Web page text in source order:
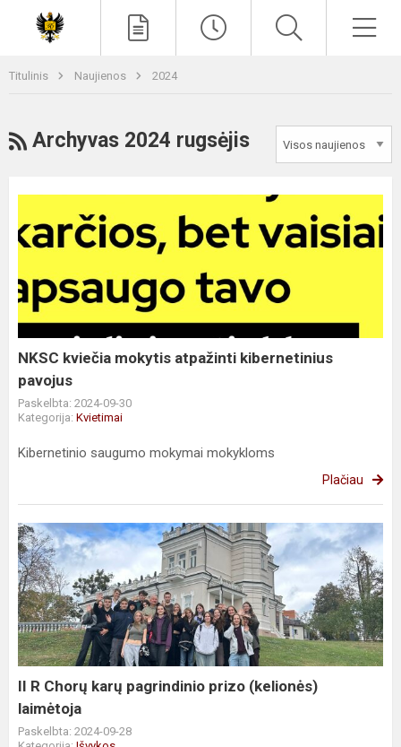
Titulinis Naujienos 2024
RSS
Archyvas 2024 rugsėjis
kviečia
mokytis
kibernetinius
pavojus
NKSC kviečia mokytis atpažinti kibernetinius
pavojus
Paskelbta: 2024-09-30
Kategorija: Kvietimai
Kibernetinio saugumo mokymai mokykloms
Plačiau
II
R
Chorų
karų
pagrindinio
prizo
(kelionės)
laimėtoja
II R Chorų karų pagrindinio prizo (kelionės)
laimėtoja
Paskelbta: 2024-09-28